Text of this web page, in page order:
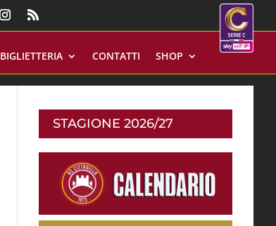
BIGLIETTERIA CONTATTI SHOP
STAGIONE 2026/27